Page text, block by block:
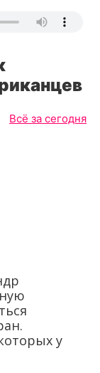
Всё за сегодня
у